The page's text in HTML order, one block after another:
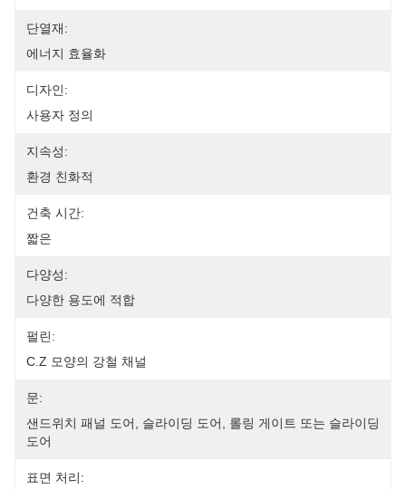
단열재:
에너지 효율화
디자인:
사용자 정의
지속성:
환경 친화적
건축 시간:
짧은
다양성:
다양한 용도에 적합
펄린:
C.Z 모양의 강철 채널
문:
샌드위치 패널 도어, 슬라이딩 도어, 롤링 게이트 또는 슬라이딩
도어
표면 처리: